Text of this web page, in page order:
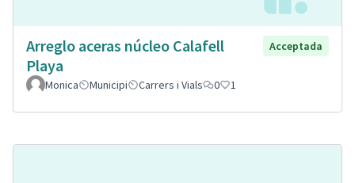
Arreglo aceras núcleo Calafell
Playa
Acceptada
Monica Municipi Carrers i Vials 0 1